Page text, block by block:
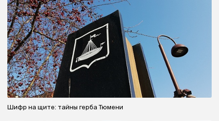
Шифр на щите: тайны герба Тюмени